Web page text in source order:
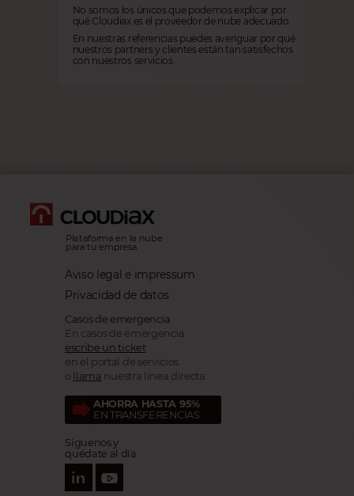
No somos los únicos que podemos explicar por
qué Cloudiax es el proveedor de nube adecuado.
En nuestras referencias puedes averiguar por qué
nuestros partners y clientes están tan satisfechos
con nuestros servicios.
Plataforma en la nube
para tu empresa
Aviso legal e impressum
Privacidad de datos
Casos de emergencia
En casos de emergencia
escribe un ticket
en el portal de servicios
o llama nuestra línea directa.
AHORRA HASTA 95%
EN TRANSFERENCIAS
con wise.com
Síguenos y
quédate al día